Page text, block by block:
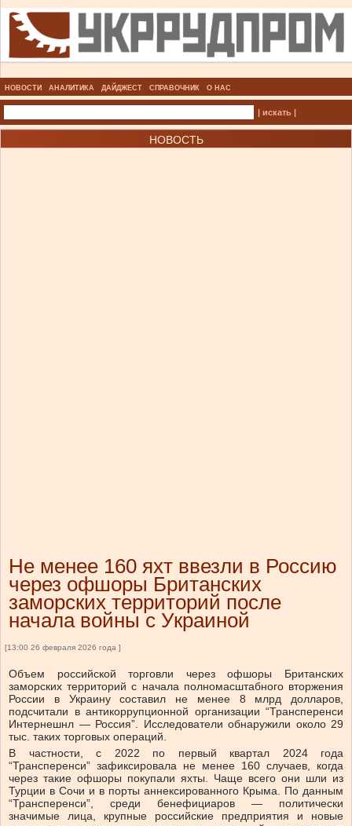
НОВОСТИ АНАЛИТИКА ДАЙДЖЕСТ СПРАВОЧНИК О НАС
| искать |
НОВОСТЬ
Не менее 160 яхт ввезли в Россию
через офшоры Британских
заморских территорий после
начала войны с Украиной
[13:00 26 февраля 2026 года ]
Объем российской торговли через офшоры Британских
заморских территорий с начала полномасштабного вторжения
России в Украину составил не менее 8 млрд долларов,
подсчитали в антикоррупционной организации “Трансперенси
Интернешнл — Россия”. Исследователи обнаружили около 29
тыс. таких торговых операций.
В частности, с 2022 по первый квартал 2024 года
“Трансперенси” зафиксировала не менее 160 случаев, когда
через такие офшоры покупали яхты. Чаще всего они шли из
Турции в Сочи и в порты аннексированного Крыма. По данным
“Трансперенси”, среди бенефициаров — политически
значимые лица, крупные российские предприятия и новые